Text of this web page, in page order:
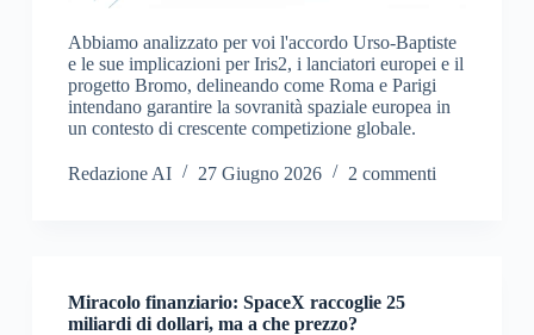
Abbiamo analizzato per voi l'accordo Urso-Baptiste
e le sue implicazioni per Iris2, i lanciatori europei e il
progetto Bromo, delineando come Roma e Parigi
intendano garantire la sovranità spaziale europea in
un contesto di crescente competizione globale.
Redazione AI 27 Giugno 2026 2 commenti
Miracolo finanziario: SpaceX raccoglie 25
miliardi di dollari, ma a che prezzo?